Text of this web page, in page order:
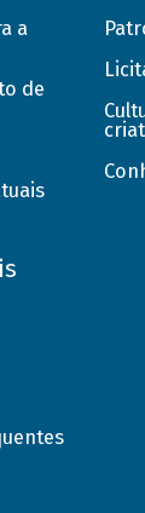
a
de